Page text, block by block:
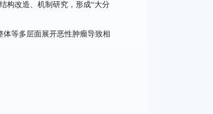
构改造、机制研究，形成“大分
体等多层面展开恶性肿瘤导致相